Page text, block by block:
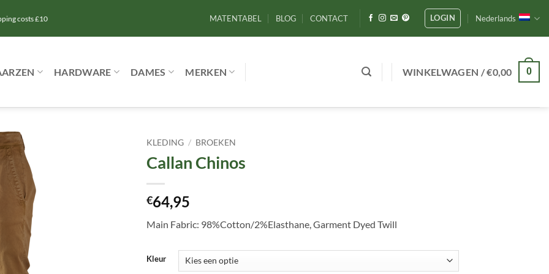
costs £10 MATENTABEL BLOG CONTACT LOGIN Nederlands
HARDWARE DAMES MERKEN WINKELWAGEN /€0,00 0
KLEDING / BROEKEN
Callan Chinos
€64,95
Main Fabric: 98%Cotton/2%Elasthane, Garment Dyed Twill
Kleur